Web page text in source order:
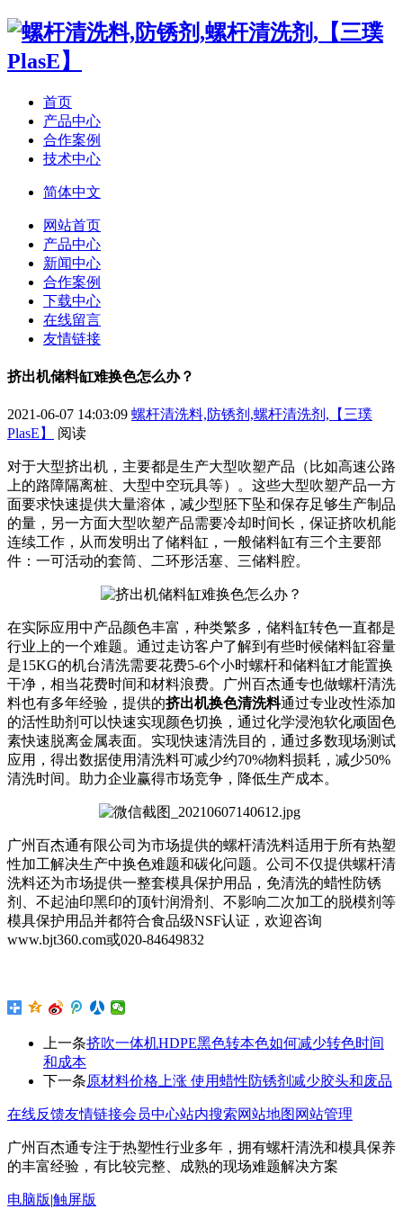
首页
产品中心
合作案例
技术中心
简体中文
网站首页
产品中心
新闻中心
合作案例
下载中心
在线留言
友情链接
挤出机储料缸难换色怎么办？
2021-06-07 14:03:09 螺杆清洗料,防锈剂,螺杆清洗剂,【三璞
PlasE】
阅读
对于大型挤出机，主要都是生产大型吹塑产品（比如高速公路
上的路障隔离桩、大型中空玩具等）。这些大型吹塑产品一方
面要求快速提供大量溶体，减少型胚下坠和保存足够生产制品
的量，另一方面大型吹塑产品需要冷却时间长，保证挤吹机能
连续工作，从而发明出了储料缸，一般储料缸有三个主要部
件：一可活动的套筒、二环形活塞、三储料腔。
在实际应用中产品颜色丰富，种类繁多，储料缸转色一直都是
行业上的一个难题。通过走访客户了解到有些时候储料缸容量
是15KG的机台清洗需要花费5-6个小时螺杆和储料缸才能置换
干净，相当花费时间和材料浪费。广州百杰通专也做螺杆清洗
料也有多年经验，提供的挤出机换色清洗料通过专业改性添加
的活性助剂可以快速实现颜色切换，通过化学浸泡软化顽固色
素快速脱离金属表面。实现快速清洗目的，通过多数现场测试
应用，得出数据使用清洗料可减少约70%物料损耗，减少50%
清洗时间。助力企业赢得市场竞争，降低生产成本。
广州百杰通有限公司为市场提供的螺杆清洗料适用于所有热塑
性加工解决生产中换色难题和碳化问题。公司不仅提供螺杆清
洗料还为市场提供一整套模具保护用品，免清洗的蜡性防锈
剂、不起油印黑印的顶针润滑剂、不影响二次加工的脱模剂等
模具保护用品并都符合食品级NSF认证，欢迎咨询
www.bjt360.com或020-84649832
上一条挤吹一体机HDPE黑色转本色如何减少转色时间
和成本
下一条原材料价格上涨 使用蜡性防锈剂减少胶头和废品
在线反馈友情链接会员中心站内搜索网站地图 网站管理
广州百杰通专注于热塑性行业多年，拥有螺杆清洗和模具保养
的丰富经验，有比较完整、成熟的现场难题解决方案
电脑版|触屏版